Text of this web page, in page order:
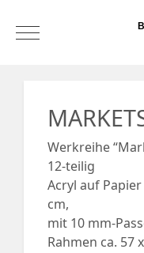
Mobile Menu
Werkreihe
12-teilig
Acryl auf
cm,
mit 10 mm-
Rahmen ca. 57